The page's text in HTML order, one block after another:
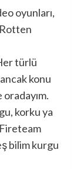
oyunları,
türlü
konu
oradayım.
korku ya
bilim kurgu